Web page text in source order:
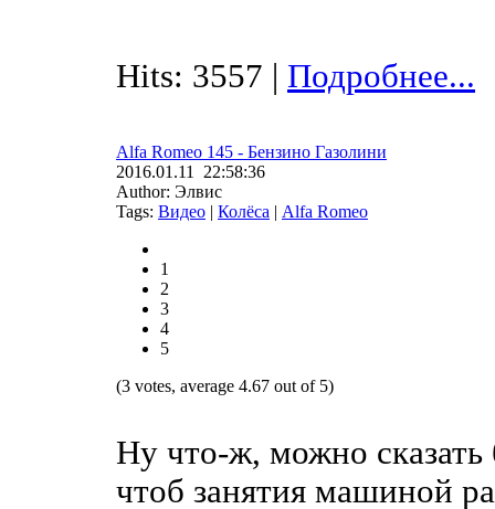
Hits: 3557 | Подробнее...
Alfa Romeo 145 - Бензино Газолини
2016.01.11 22:58:36
Author: Элвис
Tags: Видео | Колёса | Alfa Romeo
1
2
3
4
5
(3 votes, average 4.67 out of 5)
Ну что-ж, можно
чтоб занятия машиной